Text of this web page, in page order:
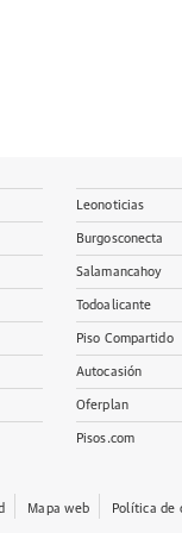
Leonoticias
Burgosconecta
Salamancahoy
Todoalicante
Piso Compartido
Autocasión
Oferplan
Pisos.com
Mapa web Política de